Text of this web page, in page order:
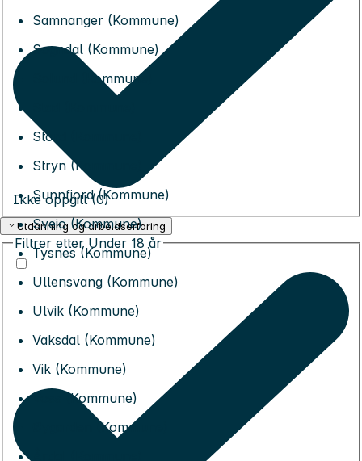
Samnanger (Kommune)
Sogndal (Kommune)
Solund (Kommune)
Stord (Kommune)
Stryn (Kommune)
Sunnfjord (Kommune)
Sveio (Kommune)
Tysnes (Kommune)
Ullensvang (Kommune)
Ulvik (Kommune)
Vaksdal (Kommune)
Vik (Kommune)
Voss (Kommune)
Øygarden (Kommune)
Ikke oppgitt (0)
Utdanning og arbeidserfaring
Filtrer etter Under 18 år